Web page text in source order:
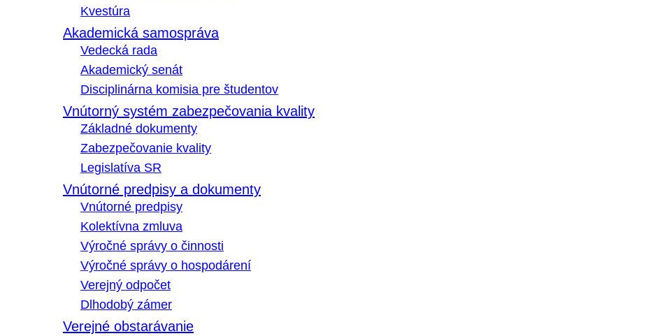
Kvestúra
Akademická samospráva
Vedecká rada
Akademický senát
Disciplinárna komisia pre študentov
Vnútorný systém zabezpečovania kvality
Základné dokumenty
Zabezpečovanie kvality
Legislatíva SR
Vnútorné predpisy a dokumenty
Vnútorné predpisy
Kolektívna zmluva
Výročné správy o činnosti
Výročné správy o hospodárení
Verejný odpočet
Dlhodobý zámer
Verejné obstarávanie